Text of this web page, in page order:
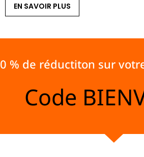
EN SAVOIR PLUS
% de réductiton sur
Code